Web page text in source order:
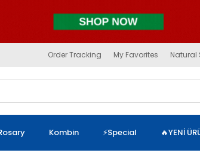
Order Tracking My Favorites Natural
Kombin ⚡Special 🔥YENİ